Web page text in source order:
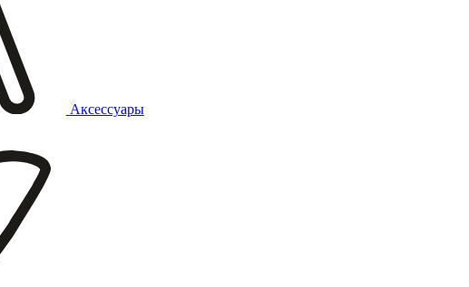
Аксессуары